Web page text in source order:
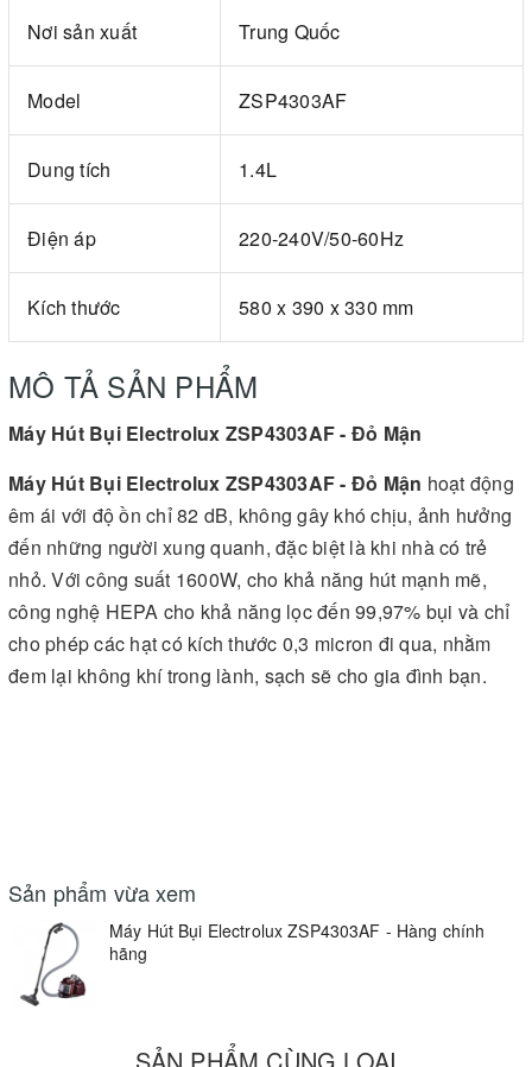
Nơi sản xuất Trung Quốc
Model ZSP4303AF
Dung tích 1.4L
Điện áp 220-240V/50-60Hz
Kích thước 580 x 390 x 330 mm
MÔ TẢ SẢN PHẨM
Máy Hút Bụi Electrolux ZSP4303AF - Đỏ Mận
Máy Hút Bụi Electrolux ZSP4303AF- Đỏ Mận hoạt động
êm ái với độ ồn chỉ 82 dB, không gây khó chịu, ảnh hưởng
đến những người xung quanh, đặc biệt là khi nhà có trẻ
nhỏ. Với công suất 1600W, cho khả năng hút mạnh mẽ,
công nghệ HEPA cho khả năng lọc đến 99,97% bụi và chỉ
cho phép các hạt có kích thước 0,3 micron đi qua, nhằm
đem lại không khí trong lành, sạch sẽ cho gia đình bạn.
Sản phẩm vừa xem
Máy Hút Bụi Electrolux ZSP4303AF - Hàng chính
hãng